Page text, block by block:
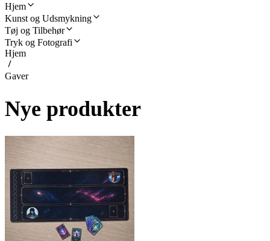
Hjem
Kunst og Udsmykning
Tøj og Tilbehør
Tryk og Fotografi
Hjem
Gaver
Nye produkter